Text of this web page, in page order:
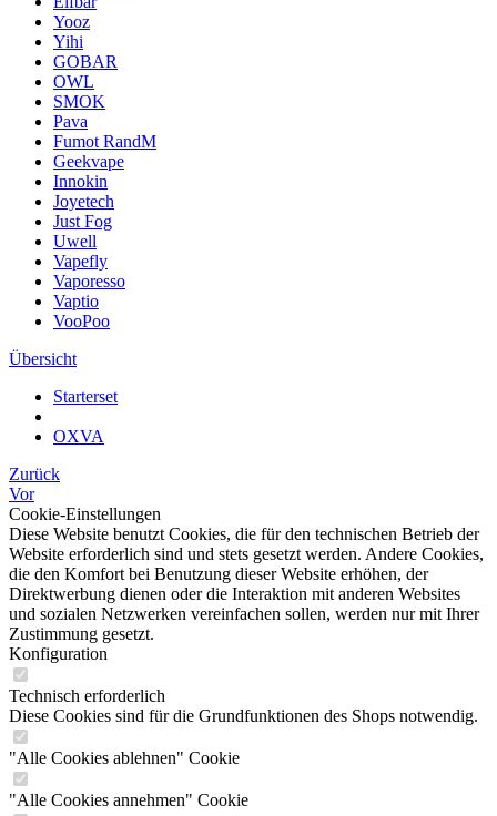
Yooz
Yihi
GOBAR
OWL
SMOK
Pava
Fumot RandM
Geekvape
Innokin
Joyetech
Just Fog
Uwell
Vapefly
Vaporesso
Vaptio
VooPoo
Übersicht
Starterset
OXVA
Zurück
Vor
Cookie-Einstellungen
Diese Website benutzt Cookies, die für den technischen Betrieb der
Website erforderlich sind und stets gesetzt werden. Andere Cookies,
die den Komfort bei Benutzung dieser Website erhöhen, der
Direktwerbung dienen oder die Interaktion mit anderen Websites
und sozialen Netzwerken vereinfachen sollen, werden nur mit Ihrer
Zustimmung gesetzt.
Konfiguration
Technisch erforderlich
Diese Cookies sind für die Grundfunktionen des Shops notwendig.
"Alle Cookies ablehnen" Cookie
"Alle Cookies annehmen" Cookie